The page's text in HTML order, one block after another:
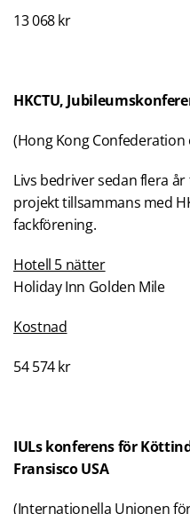
13 068 kr
HKCTU,
(Hong Kong Confederation
Livs bedriver sedan flera
projekt tillsammans med
fackförening.
Hotell 5 nätter
Holiday Inn Golden Mile
Kostnad
54 574 kr
IULs konferens för
Fransisco USA
(Internationella Unionen